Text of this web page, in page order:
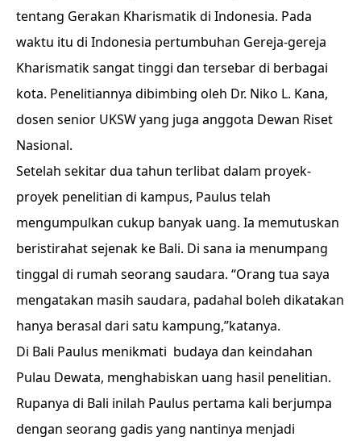
tentang Gerakan Kharismatik di Indonesia. Pada
waktu itu di Indonesia pertumbuhan Gereja-gereja
Kharismatik sangat tinggi dan tersebar di berbagai
kota. Penelitiannya dibimbing oleh Dr. Niko L. Kana,
dosen senior UKSW yang juga anggota Dewan Riset
Nasional.
Setelah sekitar dua tahun terlibat dalam proyek-
proyek penelitian di kampus, Paulus telah
mengumpulkan cukup banyak uang. Ia memutuskan
beristirahat sejenak ke Bali. Di sana ia menumpang
tinggal di rumah seorang saudara. “Orang tua saya
mengatakan masih saudara, padahal boleh dikatakan
hanya berasal dari satu kampung,”katanya.
Di Bali Paulus menikmati budaya dan keindahan
Pulau Dewata, menghabiskan uang hasil penelitian.
Rupanya di Bali inilah Paulus pertama kali berjumpa
dengan seorang gadis yang nantinya menjadi